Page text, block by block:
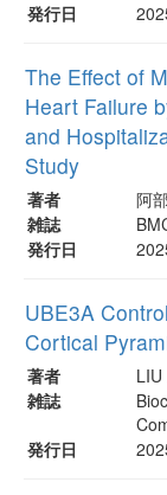
発行日
The Effect of
Heart Failure
and
Study
著者
阿
雑誌
発行日
UBE3A
Cortical
著者
LIU
雑誌
発行日